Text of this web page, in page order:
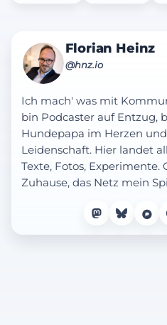
Florian Heinz
@hnz.io
Ich mach' was mit
bin Podcaster auf Entzug,
Hundepapa im Herzen
Leidenschaft. Hier landet
Texte, Fotos,
Zuhause, das Netz mein